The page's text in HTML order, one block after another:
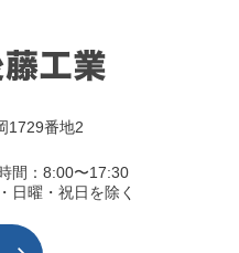
1729番地2
間：8:00〜17:30
日曜・祝日を除く